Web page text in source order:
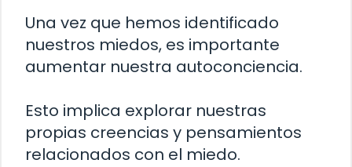
Una vez que hemos identificado
nuestros miedos, es importante
aumentar nuestra autoconciencia.
Esto implica explorar nuestras
propias creencias y pensamientos
relacionados con el miedo.